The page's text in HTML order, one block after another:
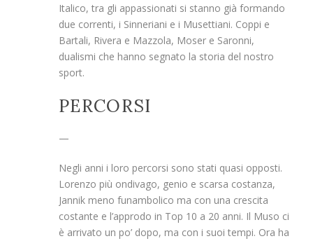
Italico, tra gli appassionati si stanno già formando
due correnti, i Sinneriani e i Musettiani. Coppi e
Bartali, Rivera e Mazzola, Moser e Saronni,
dualismi che hanno segnato la storia del nostro
sport.
PERCORSI
—
Negli anni i loro percorsi sono stati quasi opposti.
Lorenzo più ondivago, genio e scarsa costanza,
Jannik meno funambolico ma con una crescita
costante e l’approdo in Top 10 a 20 anni. Il Muso ci
è arrivato un po’ dopo, ma con i suoi tempi. Ora ha